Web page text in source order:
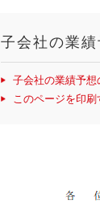
子会社の業
子会社の業績予
このページを印刷